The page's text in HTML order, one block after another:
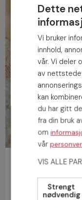
Bli medlem
Mann
Dette
Vi bruker
innhold,
vår. Vi deler
av
kan
du har gitt
fra din bruk
om
vår
VIS ALLE
Strengt
nødvendig